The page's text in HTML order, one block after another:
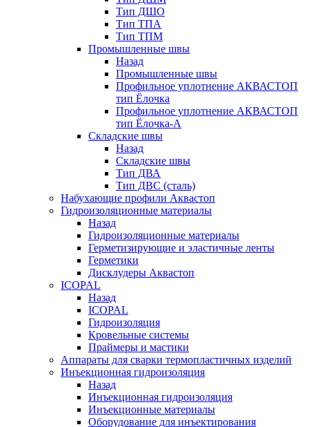
Тип ДШО
Тип ТПА
Тип ТПМ
Промышленные швы
Назад
Промышленные швы
Профильное уплотнение АКВАСТОП
тип Ёлочка
Профильное уплотнение АКВАСТОП
тип Ёлочка-А
Складские швы
Назад
Складские швы
Тип ДВА
Тип ДВС (сталь)
Набухающие профили Аквастоп
Гидроизоляционные материалы
Назад
Гидроизоляционные материалы
Герметизирующие и эластичные ленты
Герметики
Дисклудеры Аквастоп
ICOPAL
Назад
ICOPAL
Гидроизоляция
Кровельные системы
Праймеры и мастики
Аппараты для сварки термопластичных изделий
Инъекционная гидроизоляция
Назад
Инъекционная гидроизоляция
Инъекционные материалы
Оборудование для инъектирования